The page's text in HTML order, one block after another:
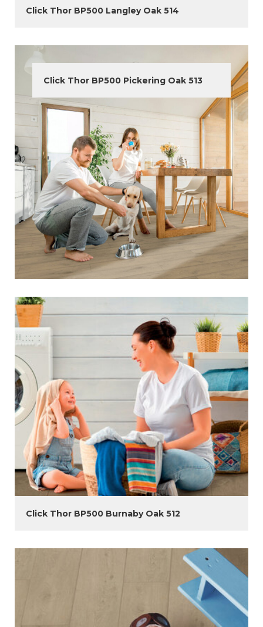
Click Thor BP500 Langley Oak 514
Click Thor BP500 Pickering Oak 513
Click Thor BP500 Burnaby Oak 512